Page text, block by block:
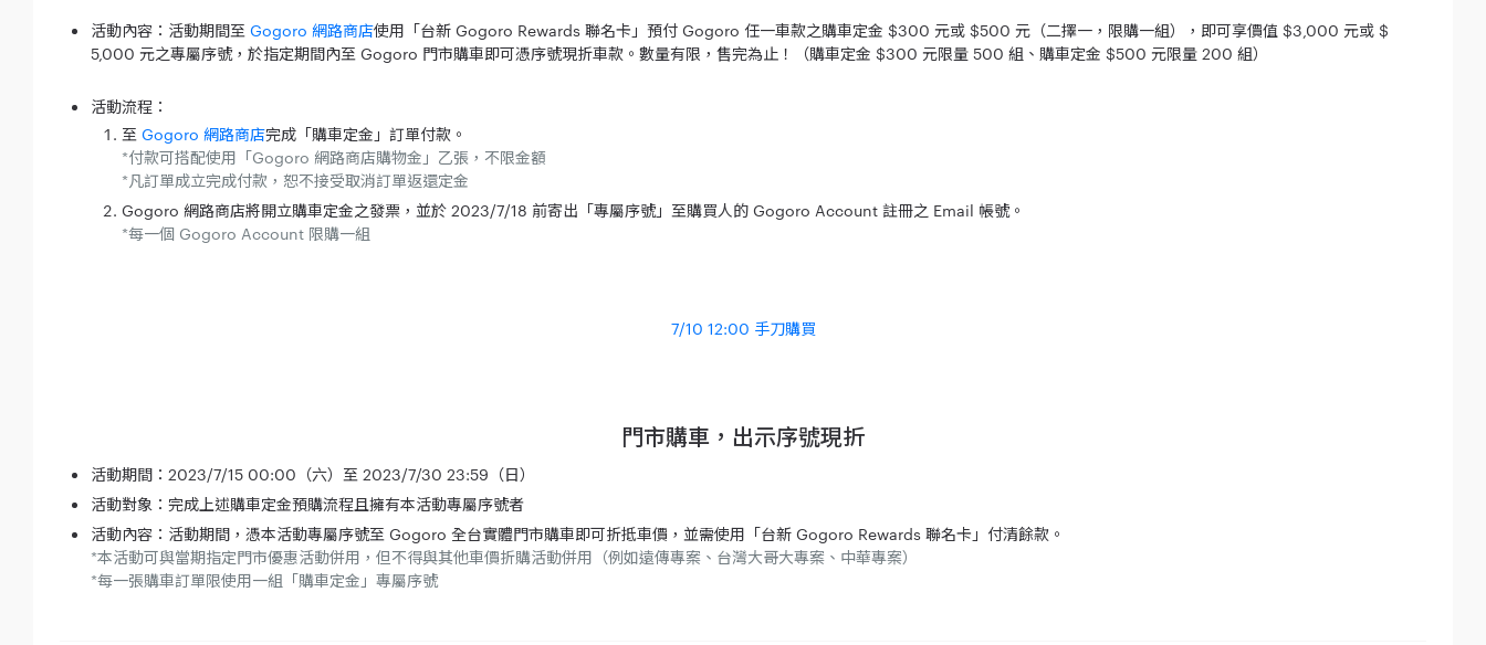
活動內容：活動期間至 Gogoro 網路商店使用「台新 Gogoro Rewards 聯名卡」預付 Gogoro 任一車款之購車定金 $300 元或 $500 元（二擇一，限購一組），即可享價值 $3,000 元或 $
5,000 元之專屬序號，於指定期間內至 Gogoro 門市購車即可憑序號現折車款。數量有限，售完為止！（購車定金 $300 元限量 500 組、購車定金 $500 元限量 200 組）
活動流程：
至 Gogoro 網路商店完成「購車定金」訂單付款。
*付款可搭配使用「Gogoro 網路商店購物金」乙張，不限金額
*凡訂單成立完成付款，恕不接受取消訂單返還定金
Gogoro 網路商店將開立購車定金之發票，並於 2023/7/18 前寄出「專屬序號」至購買人的 Gogoro Account 註冊之 Email 帳號。
*每一個 Gogoro Account 限購一組
7/10 12:00 手刀購買
門市購車，出示序號現折
活動期間：2023/7/15 00:00（六）至 2023/7/30 23:59（日）
活動對象：完成上述購車定金預購流程且擁有本活動專屬序號者
活動內容：活動期間，憑本活動專屬序號至 Gogoro 全台實體門市購車即可折抵車價，並需使用「台新 Gogoro Rewards 聯名卡」付清餘款。
*本活動可與當期指定門市優惠活動併用，但不得與其他車價折購活動併用（例如遠傳專案、台灣大哥大專案、中華專案）
*每一張購車訂單限使用一組「購車定金」專屬序號